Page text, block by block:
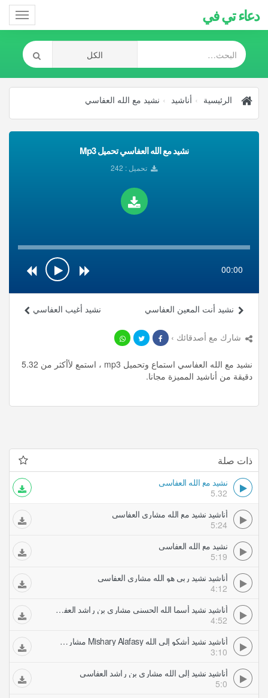
دعاء تي في
الرئيسية أناشيد نشيد مع الله العفاسي
نشيد مع الله العفاسي تحميل Mp3
تحميل : 242
00:00
نشيد أغيب العفاسي نشيد أنت المعين العفاسي
شارك مع أصدقائك ›
نشيد مع الله العفاسي استماع وتحميل mp3 ، استمع لأأكثر من 5.32
دقيقة من أناشيد المميزة مجانا.
ذات صلة
نشيد مع الله العفاسي
5.32
أناشيد نشيد مع الله مشاري العفاسي
5:24
نشيد مع الله العفاسي
5:19
أناشيد نشيد ربي هو الله مشاري العفاسي
4:12
أناشيد نشيد أسما الله الحسنى مشاري بن راشد العفاسي
4:52
أناشيد نشيد أشكو إلى الله Mishary Alafasy مشاري العفاسي
3:10
أناشيد نشيد إلى الله مشاري بن راشد العفاسي
5:0